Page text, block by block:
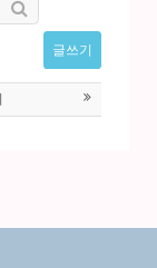
글쓰기